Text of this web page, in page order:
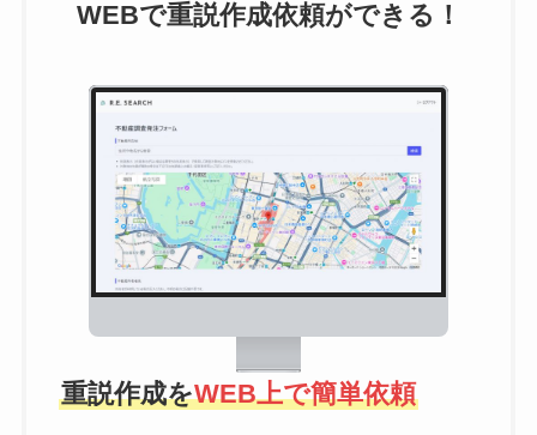
WEBで重説作成依頼ができる！
重説作成をWEB上で簡単依頼